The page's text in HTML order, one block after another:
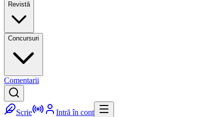
Revistă
Concursuri
Comentarii
Scrie Intră în cont